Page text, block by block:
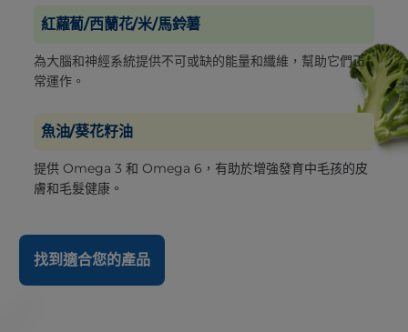
紅蘿蔔/西蘭花/米/馬鈴薯
為大腦和神經系統提供不可或缺的能量和纖維，幫助它們正
常運作。
魚油/葵花籽油
提供 Omega 3 和 Omega 6，有助於增強發育中毛孩的皮
膚和毛髮健康。
找到適合您的產品